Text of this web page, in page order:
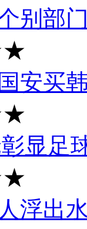
别部
安买
显足
浮出